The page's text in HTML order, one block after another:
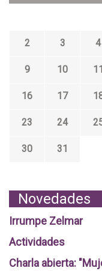
2 3 4
9 10 11
16 17
23 24
30
31
Novedades
Irrumpe Zelmar
Actividades
Charla abierta: